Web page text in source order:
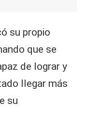
su propio
que se
de lograr y
llegar más
su